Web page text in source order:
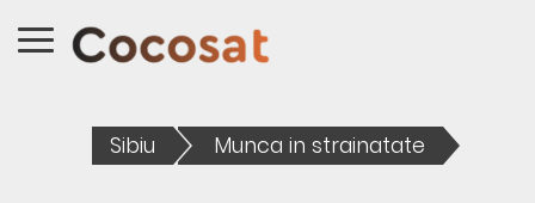
Sibiu Munca in strainatate